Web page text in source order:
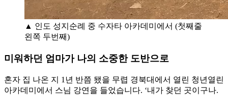
▲ 인도 성지순례 중 수자타 아카데미에서 (첫째줄
왼쪽 두번째)
미워하던 엄마가 나의 소중한 도반으로
혼자 집 나온 지 1년 반쯤 됐을 무렵 경북대에서 열린 청년열린
아카데미에서 스님 강연을 들었습니다. ‘내가 찾던 곳이구나.